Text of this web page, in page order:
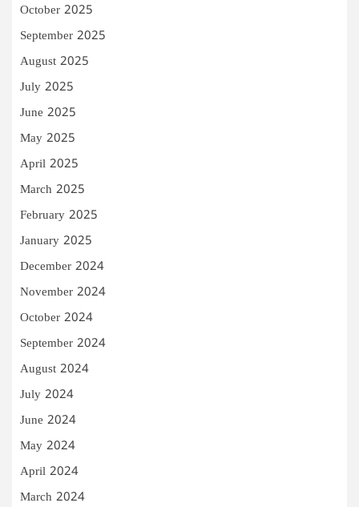
October 2025
September 2025
August 2025
July 2025
June 2025
May 2025
April 2025
March 2025
February 2025
January 2025
December 2024
November 2024
October 2024
September 2024
August 2024
July 2024
June 2024
May 2024
April 2024
March 2024